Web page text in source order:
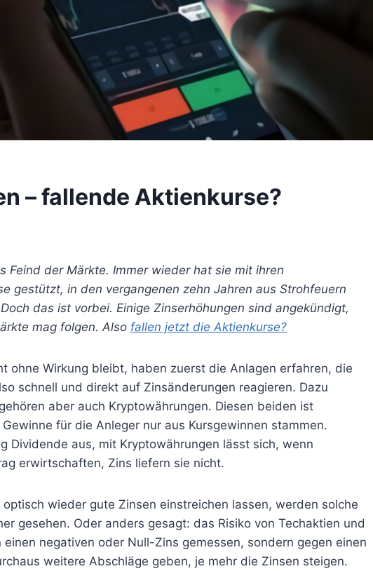
– fallende Aktienkurse?
Feind der Märkte. Immer wieder hat sie mit ihren
gestützt, in den vergangenen zehn Jahren aus Strohfeuern
das ist vorbei. Einige Zinserhöhungen sind angekündigt,
mag folgen. Also fallen jetzt die Aktienkurse?
ohne Wirkung bleibt, haben zuerst die Anlagen erfahren, die
schnell und direkt auf Zinsänderungen reagieren. Dazu
aber auch Kryptowährungen. Diesen beiden ist
für die Anleger nur aus Kursgewinnen stammen.
Dividende aus, mit Kryptowährungen lässt sich, wenn
erwirtschaften, Zins liefern sie nicht.
wieder gute Zinsen einstreichen lassen, werden solche
gesehen. Oder anders gesagt: das Risiko von Techaktien und
negativen oder Null-Zins gemessen, sondern gegen einen
weitere Abschläge geben, je mehr die Zinsen steigen.